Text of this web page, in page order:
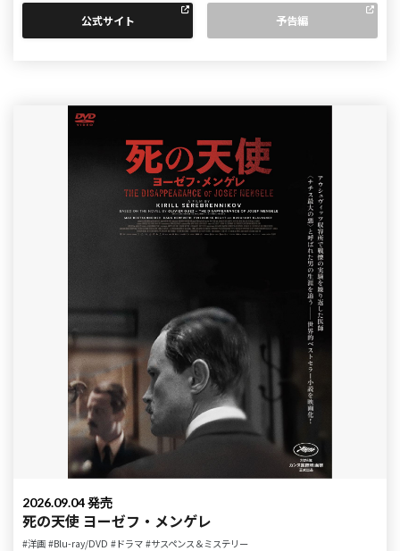
公式サイト 予告編
2026.09.04 発売
死の天使 ヨーゼフ・メンゲレ
#洋画 #Blu-ray/DVD #ドラマ #サスペンス＆ミステリー